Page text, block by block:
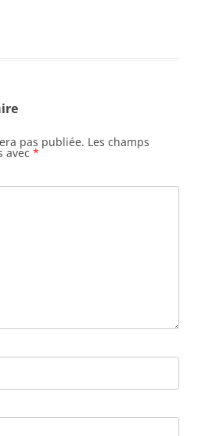
pas publiée. Les champs
avec *